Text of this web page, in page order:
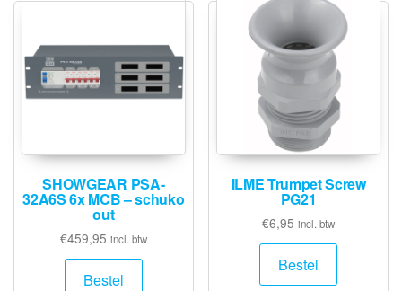
SHOWGEAR PSA-
32A6S 6x MCB – schuko
out
€459,95 incl. btw
Bestel
ILME Trumpet Screw
PG21
€6,95 incl. btw
Bestel